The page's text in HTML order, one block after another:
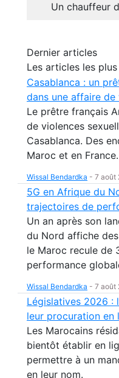
Un chauffeur
Dernier articles
Les articles les plus
Casablanca : un
dans une affaire de
Le prêtre français
de violences
Casablanca. Des
Maroc et en France.
Wissal Bendardka - 7 août
5G en Afrique du
trajectoires de
Un an après son
du Nord affiche
le Maroc recule de
performance
Wissal Bendardka - 7 août
Législatives 2026 :
leur procuration en
Les Marocains
bientôt établir en
permettre à un
en leur nom.